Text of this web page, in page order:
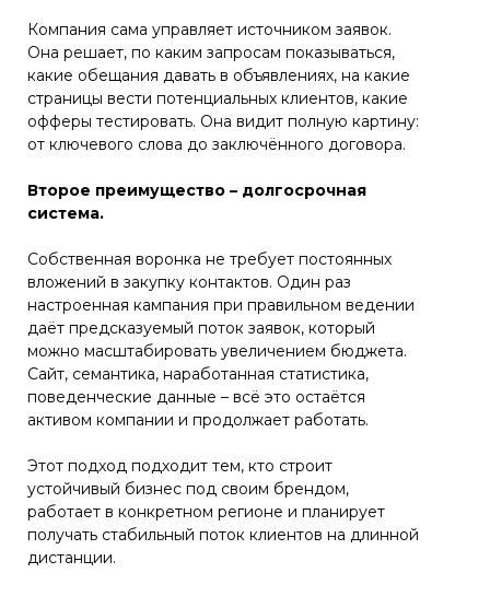
Компания сама управляет источником заявок.
Она решает, по каким запросам показываться,
какие обещания давать в объявлениях, на какие
страницы вести потенциальных клиентов, какие
офферы тестировать. Она видит полную картину:
от ключевого слова до заключённого договора.
Второе преимущество – долгосрочная
система.
Собственная воронка не требует постоянных
вложений в закупку контактов. Один раз
настроенная кампания при правильном ведении
даёт предсказуемый поток заявок, который
можно масштабировать увеличением бюджета.
Сайт, семантика, наработанная статистика,
поведенческие данные – всё это остаётся
активом компании и продолжает работать.
Этот подход подходит тем, кто строит
устойчивый бизнес под своим брендом,
работает в конкретном регионе и планирует
получать стабильный поток клиентов на длинной
дистанции.